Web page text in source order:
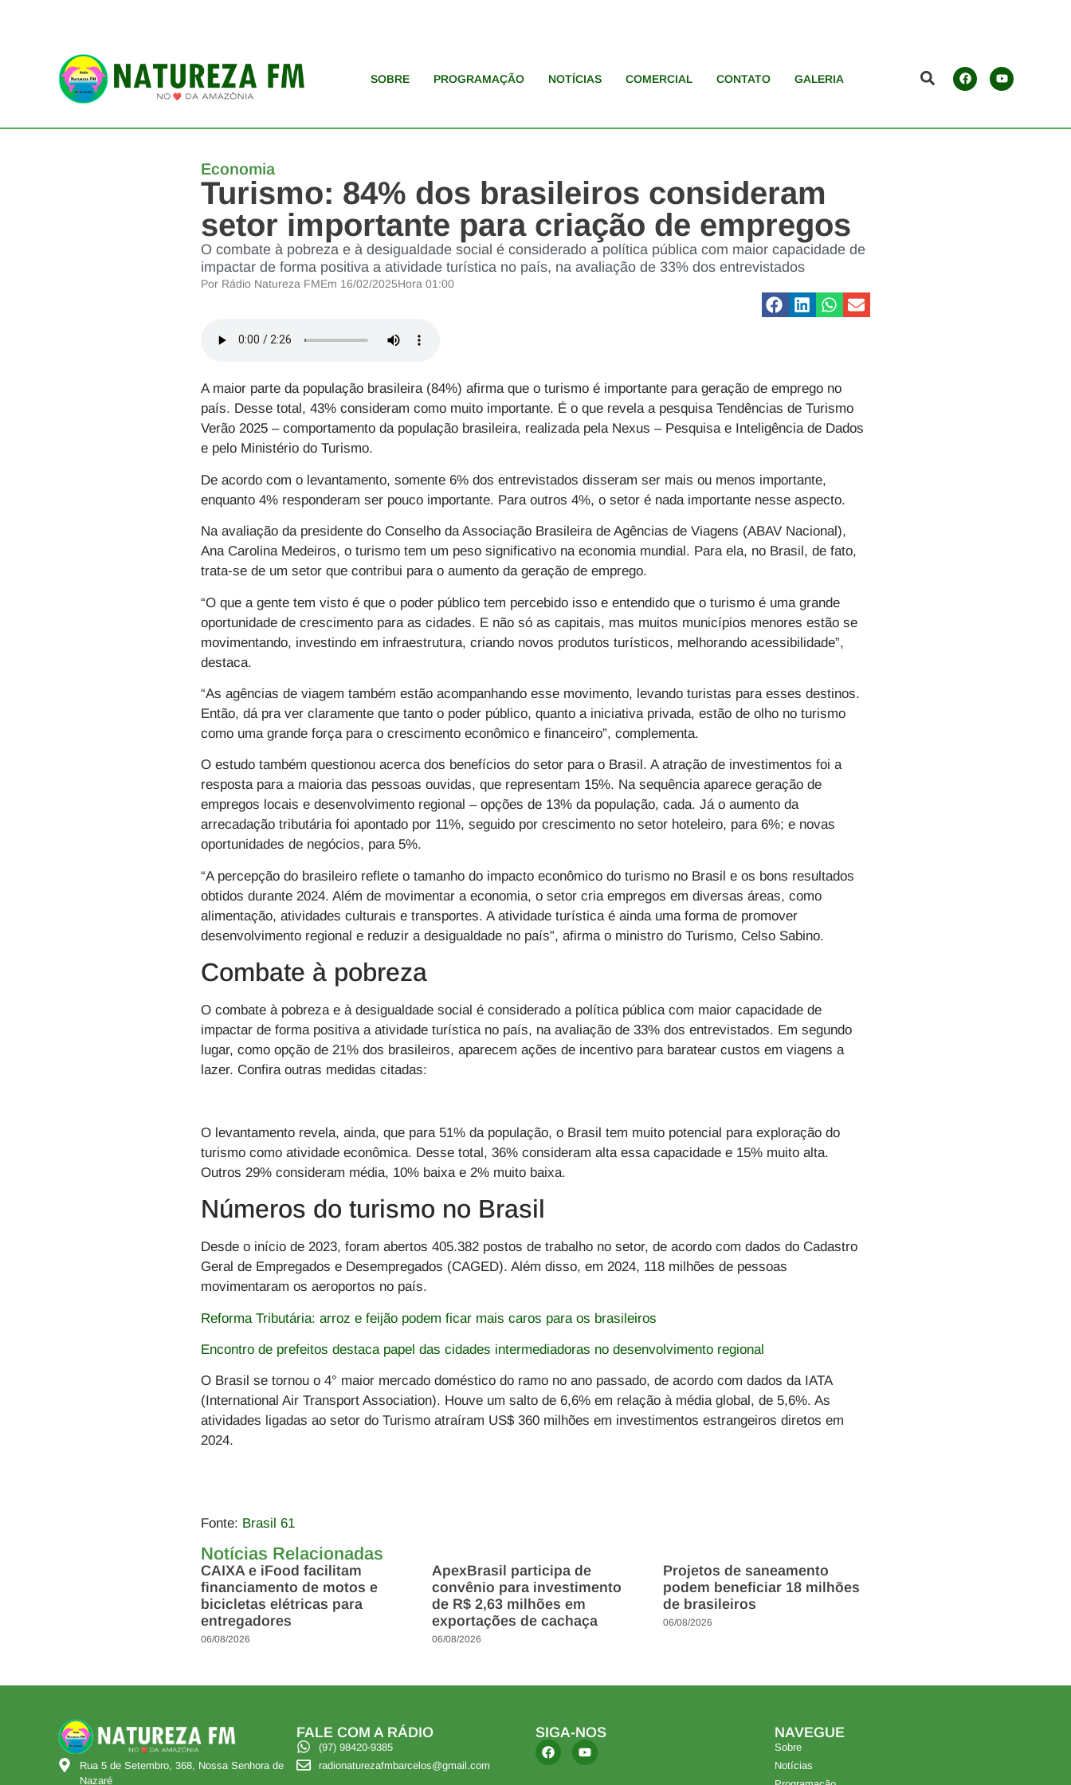
SOBRE PROGRAMAÇÃO NOTÍCIAS COMERCIAL CONTATO GALERIA
Economia
Turismo: 84% dos brasileiros consideram
setor importante para criação de empregos
O combate à pobreza e à desigualdade social é considerado a política pública com maior capacidade de
impactar de forma positiva a atividade turística no país, na avaliação de 33% dos entrevistados
Por Rádio Natureza FMEm 16/02/2025Hora 01:00
A maior parte da população brasileira (84%) afirma que o turismo é importante para geração de emprego no
país. Desse total, 43% consideram como muito importante. É o que revela a pesquisa Tendências de Turismo
Verão 2025 – comportamento da população brasileira, realizada pela Nexus – Pesquisa e Inteligência de Dados
e pelo Ministério do Turismo.
De acordo com o levantamento, somente 6% dos entrevistados disseram ser mais ou menos importante,
enquanto 4% responderam ser pouco importante. Para outros 4%, o setor é nada importante nesse aspecto.
Na avaliação da presidente do Conselho da Associação Brasileira de Agências de Viagens (ABAV Nacional),
Ana Carolina Medeiros, o turismo tem um peso significativo na economia mundial. Para ela, no Brasil, de fato,
trata-se de um setor que contribui para o aumento da geração de emprego.
“O que a gente tem visto é que o poder público tem percebido isso e entendido que o turismo é uma grande
oportunidade de crescimento para as cidades. E não só as capitais, mas muitos municípios menores estão se
movimentando, investindo em infraestrutura, criando novos produtos turísticos, melhorando acessibilidade”,
destaca.
“As agências de viagem também estão acompanhando esse movimento, levando turistas para esses destinos.
Então, dá pra ver claramente que tanto o poder público, quanto a iniciativa privada, estão de olho no turismo
como uma grande força para o crescimento econômico e financeiro”, complementa.
O estudo também questionou acerca dos benefícios do setor para o Brasil. A atração de investimentos foi a
resposta para a maioria das pessoas ouvidas, que representam 15%. Na sequência aparece geração de
empregos locais e desenvolvimento regional – opções de 13% da população, cada. Já o aumento da
arrecadação tributária foi apontado por 11%, seguido por crescimento no setor hoteleiro, para 6%; e novas
oportunidades de negócios, para 5%.
“A percepção do brasileiro reflete o tamanho do impacto econômico do turismo no Brasil e os bons resultados
obtidos durante 2024. Além de movimentar a economia, o setor cria empregos em diversas áreas, como
alimentação, atividades culturais e transportes. A atividade turística é ainda uma forma de promover
desenvolvimento regional e reduzir a desigualdade no país”, afirma o ministro do Turismo, Celso Sabino.
Combate à pobreza
O combate à pobreza e à desigualdade social é considerado a política pública com maior capacidade de
impactar de forma positiva a atividade turística no país, na avaliação de 33% dos entrevistados. Em segundo
lugar, como opção de 21% dos brasileiros, aparecem ações de incentivo para baratear custos em viagens a
lazer. Confira outras medidas citadas:
O levantamento revela, ainda, que para 51% da população, o Brasil tem muito potencial para exploração do
turismo como atividade econômica. Desse total, 36% consideram alta essa capacidade e 15% muito alta.
Outros 29% consideram média, 10% baixa e 2% muito baixa.
Números do turismo no Brasil
Desde o início de 2023, foram abertos 405.382 postos de trabalho no setor, de acordo com dados do Cadastro
Geral de Empregados e Desempregados (CAGED). Além disso, em 2024, 118 milhões de pessoas
movimentaram os aeroportos no país.
Reforma Tributária: arroz e feijão podem ficar mais caros para os brasileiros
Encontro de prefeitos destaca papel das cidades intermediadoras no desenvolvimento regional
O Brasil se tornou o 4° maior mercado doméstico do ramo no ano passado, de acordo com dados da IATA
(International Air Transport Association). Houve um salto de 6,6% em relação à média global, de 5,6%. As
atividades ligadas ao setor do Turismo atraíram US$ 360 milhões em investimentos estrangeiros diretos em
2024.
Fonte: Brasil 61
Notícias Relacionadas
CAIXA e iFood facilitam
financiamento de motos e
bicicletas elétricas para
entregadores
06/08/2026
ApexBrasil participa de
convênio para investimento
de R$ 2,63 milhões em
exportações de cachaça
06/08/2026
Projetos de saneamento
podem beneficiar 18 milhões
de brasileiros
06/08/2026
Rua 5 de Setembro, 368, Nossa Senhora de
Nazaré
FALE COM A RÁDIO
(97) 98420-9385
radionaturezafmbarcelos@gmail.com
SIGA-NOS NAVEGUE
Sobre
Notícias